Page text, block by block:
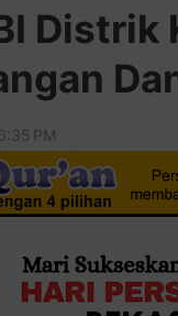
Distrik
PM